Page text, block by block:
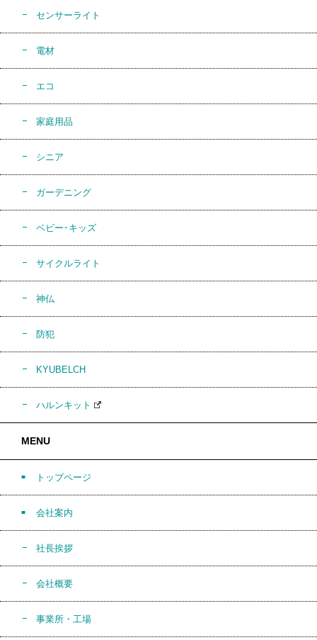
センサーライト
電材
エコ
家庭用品
シニア
ガーデニング
ベビー･キッズ
サイクルライト
神仏
防犯
KYUBELCH
ハルンキット
MENU
トップページ
会社案内
社長挨拶
会社概要
事業所・工場